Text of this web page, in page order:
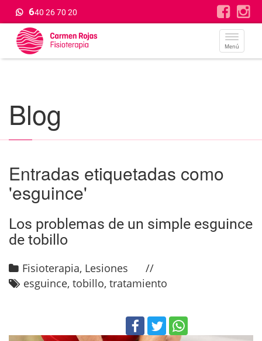
640 26 70 20
Menú
Blog
Entradas etiquetadas como
'esguince'
Los problemas de un simple esguince
de tobillo
Fisioterapia, Lesiones
esguince, tobillo, tratamiento